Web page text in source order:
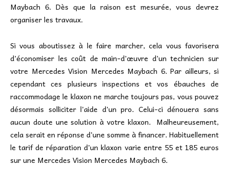
Maybach 6. Dès que la raison est mesurée, vous devrez
organiser les travaux.
Si vous aboutissez à le faire marcher, cela vous favorisera
d’économiser les coût de main-d’œuvre d’un technicien sur
votre Mercedes Vision Mercedes Maybach 6. Par ailleurs, si
cependant ces plusieurs inspections et vos ébauches de
raccommodage le klaxon ne marche toujours pas, vous pouvez
désormais solliciter l’aide d’un pro. Celui-ci dénouera sans
aucun doute une solution à votre klaxon. Malheureusement,
cela serait en réponse d’une somme à financer. Habituellement
le tarif de réparation d’un klaxon varie entre 55 et 185 euros
sur une Mercedes Vision Mercedes Maybach 6.